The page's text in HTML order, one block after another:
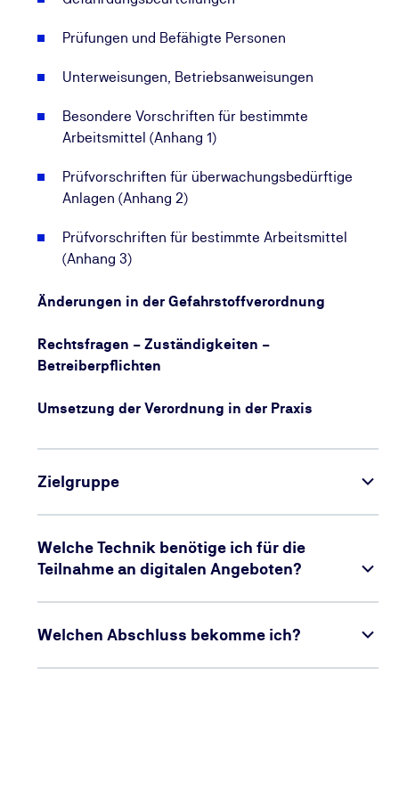
aktuellen Anforderungen an die sichere
deren regelmäßige Prüfung.
Prüfungen und Befähigte Personen
Unterweisungen, Betriebsanweisungen
Besondere Vorschriften für bestimmte
Arbeitsmittel (Anhang 1)
Prüfvorschriften für überwachungsbedürftige
Anlagen (Anhang 2)
Prüfvorschriften für bestimmte Arbeitsmittel
(Anhang 3)
Änderungen in der Gefahrstoffverordnung
Rechtsfragen – Zuständigkeiten –
Betreiberpflichten
Umsetzung der Verordnung in der Praxis
Zielgruppe
Welche Technik benötige ich für die
Teilnahme an digitalen Angeboten?
Welchen Abschluss bekomme ich?